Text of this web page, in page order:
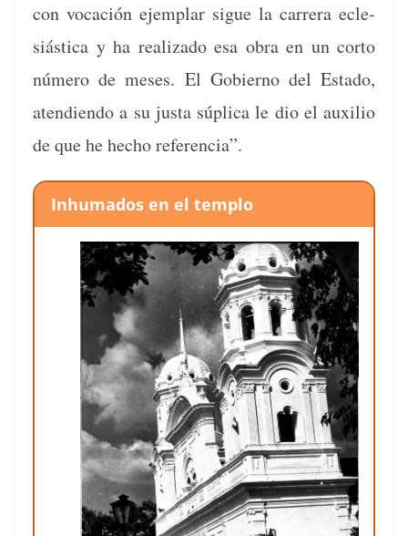
con vocación ejem­plar sigue la car­rera ecle­
siás­ti­ca y ha real­iza­do esa obra en un cor­to
número de meses. El Gob­ier­no del Esta­do,
aten­di­en­do a su jus­ta súpli­ca le dio el aux­ilio
de que he hecho referencia”.
Inhu­ma­dos en el templo